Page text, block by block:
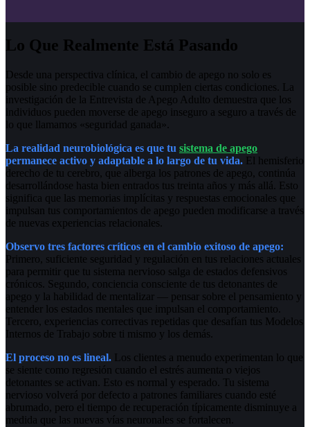
Lo Que Realmente Está Pasando
Desde una perspectiva clínica, el cambio de apego no solo es
posible sino predecible cuando se cumplen ciertas condiciones. La
investigación de la Entrevista de Apego Adulto demuestra que los
individuos pueden moverse de apego inseguro a seguro a través de
lo que llamamos «seguridad ganada».
La realidad neurobiológica es que tu sistema de apego
permanece activo y adaptable a lo largo de tu vida. El hemisferio
derecho de tu cerebro, que alberga los patrones de apego, continúa
desarrollándose hasta bien entrados tus treinta años y más allá. Esto
significa que las memorias implícitas y respuestas emocionales que
impulsan tus comportamientos de apego pueden modificarse a través
de nuevas experiencias relacionales.
Observo tres factores críticos en el cambio exitoso de apego:
Primero, suficiente seguridad y regulación en tus relaciones actuales
para permitir que tu sistema nervioso salga de estados defensivos
crónicos. Segundo, conciencia consciente de tus detonantes de
apego y la habilidad de mentalizar — pensar sobre el pensamiento y
entender los estados mentales que impulsan el comportamiento.
Tercero, experiencias correctivas repetidas que desafían tus Modelos
Internos de Trabajo sobre ti mismo y los demás.
El proceso no es lineal. Los clientes a menudo experimentan lo que
se siente como regresión cuando el estrés aumenta o viejos
detonantes se activan. Esto es normal y esperado. Tu sistema
nervioso volverá por defecto a patrones familiares cuando esté
abrumado, pero el tiempo de recuperación típicamente disminuye a
medida que las nuevas vías neuronales se fortalecen.